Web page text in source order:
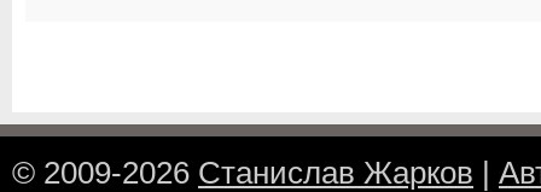
© 2009-2026 Станислав Жарков |